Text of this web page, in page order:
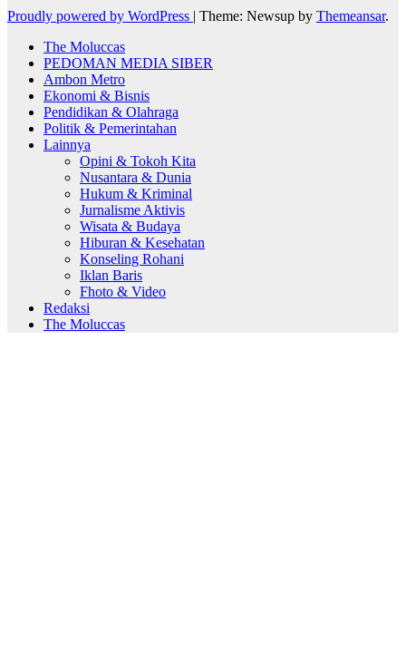
Proudly powered by WordPress | Theme: Newsup by Themeansar.
The Moluccas
PEDOMAN MEDIA SIBER
Ambon Metro
Ekonomi & Bisnis
Pendidikan & Olahraga
Politik & Pemerintahan
Lainnya
Opini & Tokoh Kita
Nusantara & Dunia
Hukum & Kriminal
Jurnalisme Aktivis
Wisata & Budaya
Hiburan & Kesehatan
Konseling Rohani
Iklan Baris
Fhoto & Video
Redaksi
The Moluccas